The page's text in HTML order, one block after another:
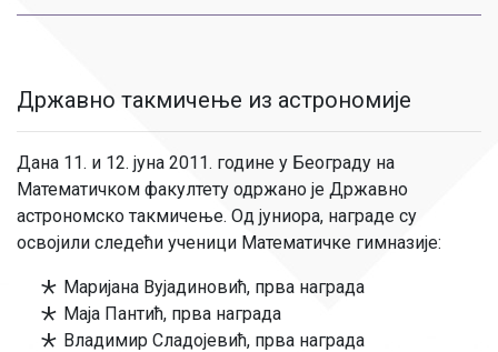
Државно такмичење из астрономије
Дана 11. и 12. јуна 2011. године у Београду на
Математичком факултету одржано је Државно
астрономско такмичење. Од јуниора, награде су
освојили следећи ученици Математичке гимназије:
Маријана Вујадиновић, прва награда
Маја Пантић, прва награда
Владимир Сладојевић, прва награда